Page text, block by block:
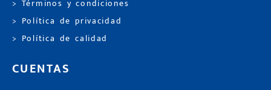
> Términos y condiciones
> Política de privacidad
> Política de calidad
CUENTAS